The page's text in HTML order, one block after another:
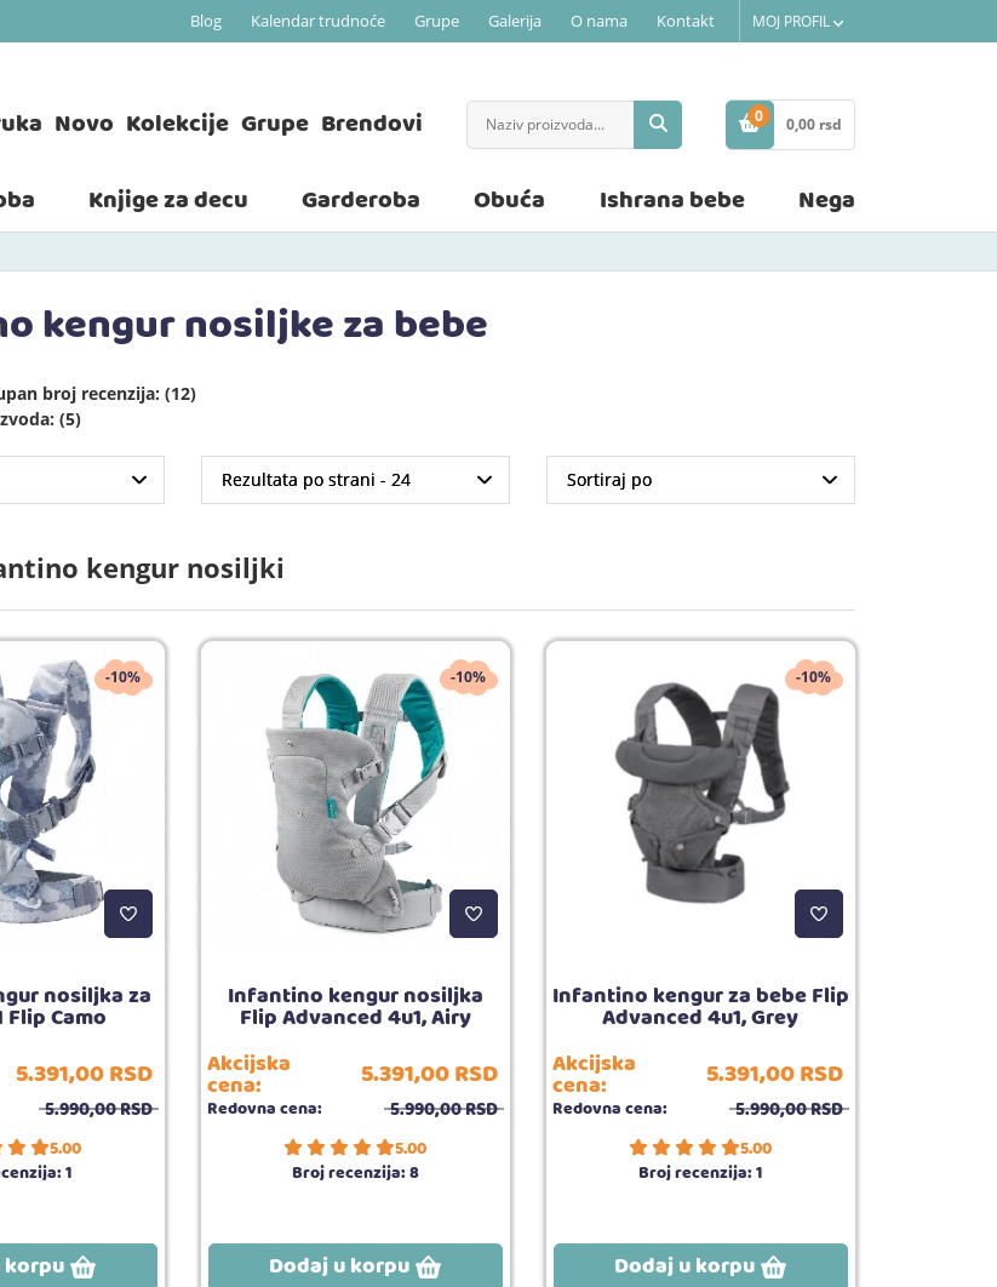
Blog Kalendar trudnoće Grupe Galerija O nama Kontakt MOJ PROFIL
Novo Kolekcije Grupe Brendovi
0
STAVKE
0,00 rsd
Knjige za decu Garderoba Obuća Ishrana bebe Nega
kengur nosiljke za bebe
broj recenzija: (12)
(5)
kengur nosiljki
-10%
nosiljka za
Flip Camo
5.391,00RSD
5.990,00RSD
5.00
1
korpu
-10%
Infantino kengur nosiljka
Flip Advanced 4u1, Airy
Akcijska
cena: 5.391,00RSD
Redovna cena: 5.990,00RSD
5.00
Broj recenzija:8
Dodaj u korpu
-10%
Infantino kengur za bebe Flip
Advanced 4u1, Grey
Akcijska
cena: 5.391,00RSD
Redovna cena: 5.990,00RSD
5.00
Broj recenzija:1
Dodaj u korpu